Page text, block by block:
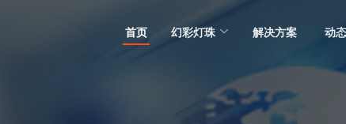
首页 幻彩灯珠 解决方案 动态